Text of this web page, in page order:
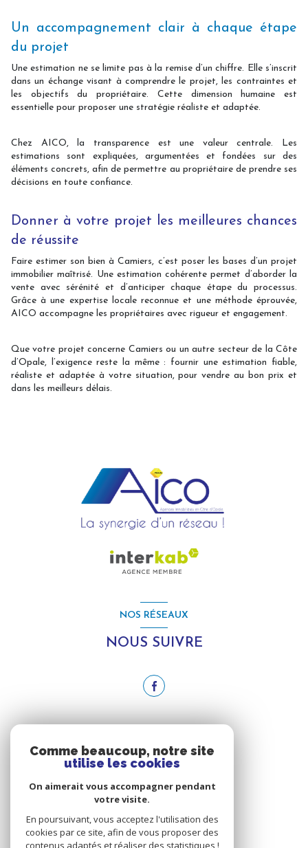
Un accompagnement clair à chaque étape
du projet
Une estimation ne se limite pas à la remise d’un chiffre. Elle s’inscrit
dans un échange visant à comprendre le projet, les contraintes et
les objectifs du propriétaire. Cette dimension humaine est
essentielle pour proposer une stratégie réaliste et adaptée.
Chez AICO, la transparence est une valeur centrale. Les
estimations sont expliquées, argumentées et fondées sur des
éléments concrets, afin de permettre au propriétaire de prendre ses
décisions en toute confiance.
Donner à votre projet les meilleures chances
de réussite
Faire estimer son bien à Camiers, c’est poser les bases d’un projet
immobilier maîtrisé. Une estimation cohérente permet d’aborder la
vente avec sérénité et d’anticiper chaque étape du processus.
Grâce à une expertise locale reconnue et une méthode éprouvée,
AICO accompagne les propriétaires avec rigueur et engagement.
Que votre projet concerne Camiers ou un autre secteur de la Côte
d’Opale, l’exigence reste la même : fournir une estimation fiable,
réaliste et adaptée à votre situation, pour vendre au bon prix et
dans les meilleurs délais.
NOS RÉSEAUX
NOUS SUIVRE
NOUS ADHÉRONS
Comme beaucoup, notre site
utilise les cookies
On aimerait vous accompagner pendant
votre visite.
En poursuivant, vous acceptez l'utilisation des
cookies par ce site, afin de vous proposer des
contenus adaptés et réaliser des statistiques !